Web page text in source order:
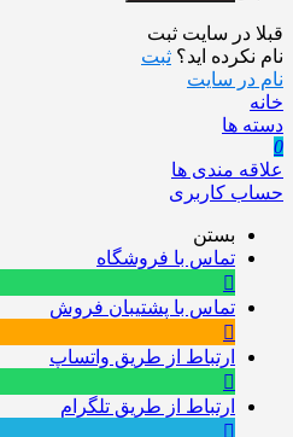
قبلا در سایت ثبت
نام نکرده اید؟ ثبت
نام در سایت
خانه
دسته ها
0
علاقه مندی ها
حساب کاربری
بستن
تماس با فروشگاه
تماس با پشتیبان فروش
ارتباط از طریق واتساپ
ارتباط از طریق تلگرام